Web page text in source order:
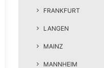
FRANKFURT
LANGEN
MAINZ
MANNHEIM